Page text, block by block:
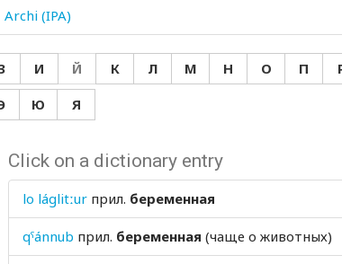
Archi (IPA)
И Й К Л М Н О П
Ю Я
Click on a dictionary entry
lo láglitːur прил. беременная
qˤánnub прил. беременная (чаще о животных)